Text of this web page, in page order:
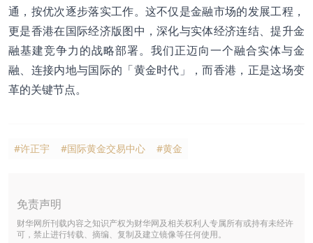
通，按优次逐步落实工作。这不仅是金融市场的发展工程，
更是香港在国际经济版图中，深化与实体经济连结、提升金
融基建竞争力的战略部署。我们正迈向一个融合实体与金
融、连接内地与国际的「黄金时代」，而香港，正是这场变
革的关键节点。
#许正宇 #国际黄金交易中心 #黄金
免责声明
财华网所刊载内容之知识产权为财华网及相关权利人专属所有或持有未经许
可，禁止进行转载、摘编、复制及建立镜像等任何使用。